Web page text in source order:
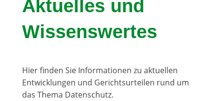
Aktuelles und
Wissenswertes
Hier finden Sie Informationen zu aktuellen
Entwicklungen und Gerichtsurteilen rund um
das Thema Datenschutz.